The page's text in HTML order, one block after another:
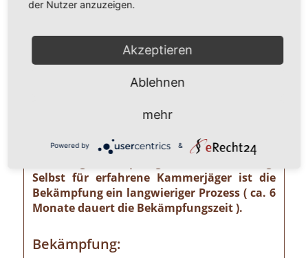
unterschätzendes gesundheitliches und
z. B. von der Pharaoameise. Die
Pharaoameise gehört zu den gefährlichsten
Indien beheimatet, ist sie mittlerweile
verhältnismäßig klein und sieht
Ameise sehen, ist eine professionelle
Selbst für erfahrene Kammerjäger ist die
Bekämpfung ein langwieriger Prozess ( ca. 6
Monate dauert die Bekämpfungszeit ).
Bekämpfung:
der Nutzer anzuzeigen.
Akzeptieren
Ablehnen
mehr
Powered by &